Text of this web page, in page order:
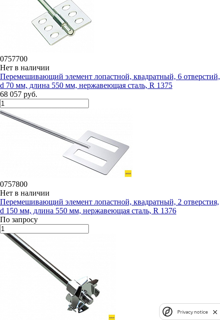
0757700
Нет в наличии
Перемешивающий элемент лопастной, квадратный, 6 отверстий,
d 70 мм, длина 550 мм, нержавеющая сталь, R 1375
68 057 руб.
0757800
Нет в наличии
Перемешивающий элемент лопастной, квадратный, 2 отверстия,
d 150 мм, длина 550 мм, нержавеющая сталь, R 1376
По запросу
Privacy notice